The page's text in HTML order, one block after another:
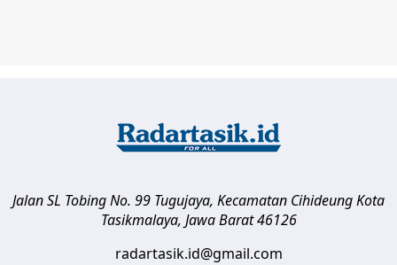
Jalan SL Tobing No. 99 Tugujaya, Kecamatan CihideungKota
Tasikmalaya, Jawa Barat 46126
radartasik.id@gmail.com